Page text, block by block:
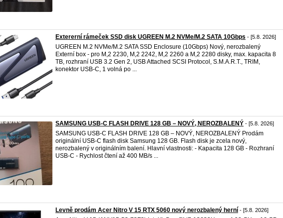
Extererní rámeček SSD disk UGREEN M.2 NVMe/M.2 SATA 10Gbps - [5.8. 2026]
UGREEN M.2 NVMe/M.2 SATA SSD Enclosure (10Gbps) Nový, nerozbalený
Externí box - pro M,2 2230, M,2 2242, M,2 2260 a M,2 2280 disky, max. kapacita 8
TB, rozhraní USB 3.2 Gen 2, USB Attached SCSI Protocol, S.M.A.R.T., TRIM,
konektor USB-C, 1 volná po ...
SAMSUNG USB-C FLASH DRIVE 128 GB – NOVÝ, NEROZBALENÝ - [5.8. 2026]
SAMSUNG USB-C FLASH DRIVE 128 GB – NOVÝ, NEROZBALENÝ Prodám
originální USB-C flash disk Samsung 128 GB. Flash disk je zcela nový,
nerozbalený v originálním balení. Hlavní vlastnosti: - Kapacita 128 GB - Rozhraní
USB-C - Rychlost čtení až 400 MB/s ...
Levně prodám Acer Nitro V 15 RTX 5060 nový nerozbalený herní - [5.8. 2026]